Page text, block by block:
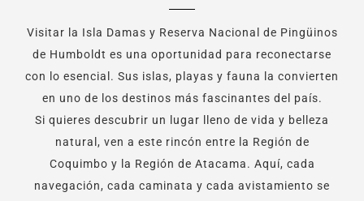
Visitar la Isla Damas y Reserva Nacional de Pingüinos
de Humboldt es una oportunidad para reconectarse
con lo esencial. Sus islas, playas y fauna la convierten
en uno de los destinos más fascinantes del país.
Si quieres descubrir un lugar lleno de vida y belleza
natural, ven a este rincón entre la Región de
Coquimbo y la Región de Atacama. Aquí, cada
navegación, cada caminata y cada avistamiento se